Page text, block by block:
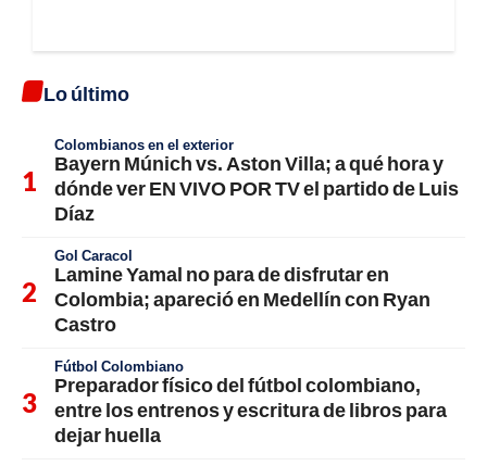
Lo último
Colombianos en el exterior
Bayern Múnich vs. Aston Villa; a qué hora y
dónde ver EN VIVO POR TV el partido de Luis
Díaz
Gol Caracol
Lamine Yamal no para de disfrutar en
Colombia; apareció en Medellín con Ryan
Castro
Fútbol Colombiano
Preparador físico del fútbol colombiano,
entre los entrenos y escritura de libros para
dejar huella